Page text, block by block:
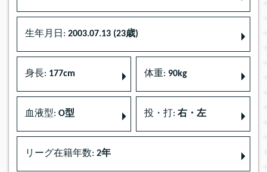
生年月日: 2003.07.13 (23歳)
身長: 177cm 体重: 90kg
血液型: O型 投・打: 右・左
リーグ在籍年数: 2年